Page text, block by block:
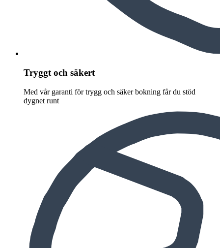
Tryggt och säkert
Med vår garanti för trygg och säker bokning får du stöd
dygnet runt